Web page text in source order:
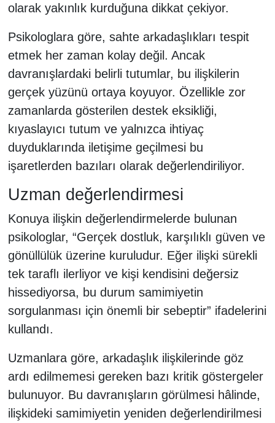
olarak yakınlık kurduğuna dikkat çekiyor.
Psikologlara göre, sahte arkadaşlıkları tespit
etmek her zaman kolay değil. Ancak
davranışlardaki belirli tutumlar, bu ilişkilerin
gerçek yüzünü ortaya koyuyor. Özellikle zor
zamanlarda gösterilen destek eksikliği,
kıyaslayıcı tutum ve yalnızca ihtiyaç
duyduklarında iletişime geçilmesi bu
işaretlerden bazıları olarak değerlendiriliyor.
Uzman değerlendirmesi
Konuya ilişkin değerlendirmelerde bulunan
psikologlar, “Gerçek dostluk, karşılıklı güven ve
gönüllülük üzerine kuruludur. Eğer ilişki sürekli
tek taraflı ilerliyor ve kişi kendisini değersiz
hissediyorsa, bu durum samimiyetin
sorgulanması için önemli bir sebeptir” ifadelerini
kullandı.
Uzmanlara göre, arkadaşlık ilişkilerinde göz
ardı edilmemesi gereken bazı kritik göstergeler
bulunuyor. Bu davranışların görülmesi hâlinde,
ilişkideki samimiyetin yeniden değerlendirilmesi